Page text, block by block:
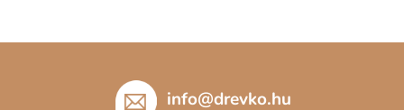
info@drevko.hu